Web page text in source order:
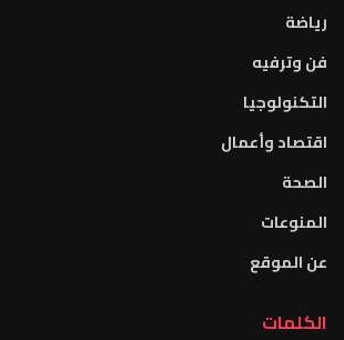
رياضة
فن وترفيه
التكنولوجيا
اقتصاد وأعمال
الصحة
المنوعات
عن الموقع
الكلمات